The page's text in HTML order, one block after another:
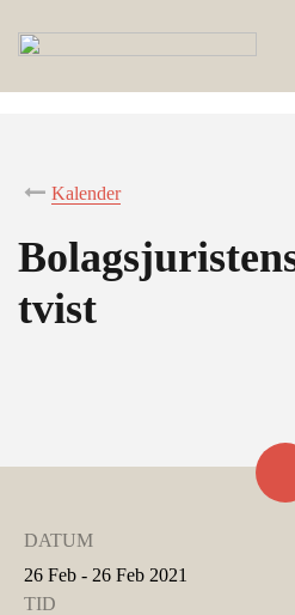
Kalender
tvist
DATUM
26 Feb - 26 Feb 2021
TID